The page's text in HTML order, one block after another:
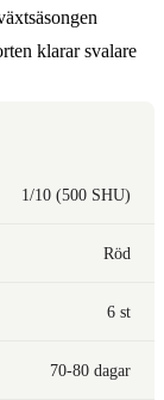
klarar svalare
1/10 (500 SHU)
Röd
6 st
70-80 dagar